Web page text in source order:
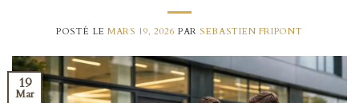
POSTÉ LEMARS 19, 2026 PAR SEBASTIEN FRIPONT
19
Mar